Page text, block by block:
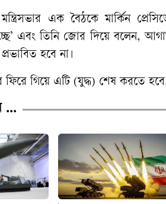
এক বৈঠকে মার্কিন
এবং তিনি জোর দিয়ে বলেন, আগামী
হবে না।
গিয়ে এটি (যুদ্ধ) শেষ করতে
...